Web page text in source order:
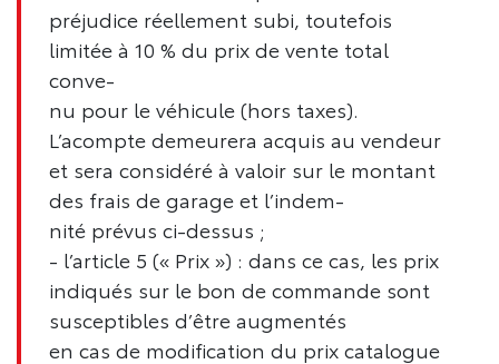
préjudice réellement subi, toutefois
limitée à 10 % du prix de vente total
conve-
nu pour le véhicule (hors taxes).
L’acompte demeurera acquis au vendeur
et sera considéré à valoir sur le montant
des frais de garage et l’indem-
nité prévus ci-dessus ;
- l’article 5 (« Prix ») : dans ce cas, les prix
indiqués sur le bon de commande sont
susceptibles d’être augmentés
en cas de modification du prix catalogue